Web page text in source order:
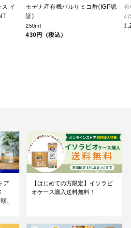
イ
モデナ産有機バルサミコ酢(IGP認
証)
250ml
430円（税込）
ア
、
【はじめての方限定】イソラビ
オケース購入送料無料！